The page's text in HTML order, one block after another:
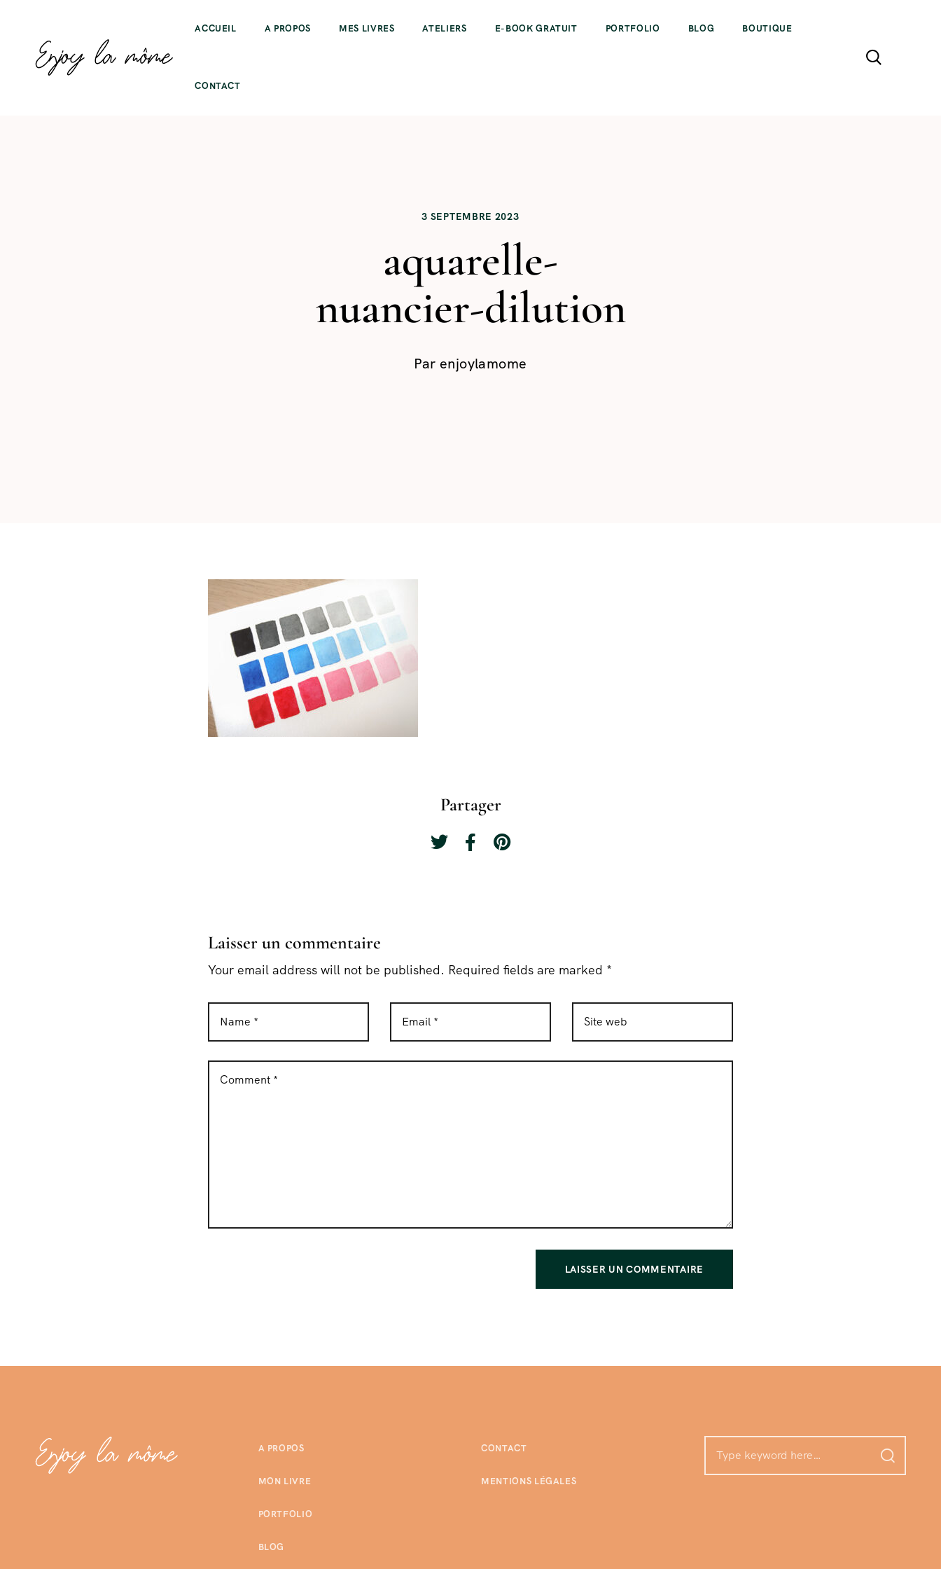
ACCUEIL A PROPOS MES LIVRES ATELIERS E-BOOK GRATUIT PORTFOLIO BLOG BOUTIQUE
CONTACT
3 SEPTEMBRE 2023
aquarelle-
nuancier-dilution
Par enjoylamome
Partager
Laisser un commentaire
Your email address will not be published. Required fields are marked *
A PROPOS
MON LIVRE
PORTFOLIO
BLOG
CONTACT
MENTIONS LÉGALES